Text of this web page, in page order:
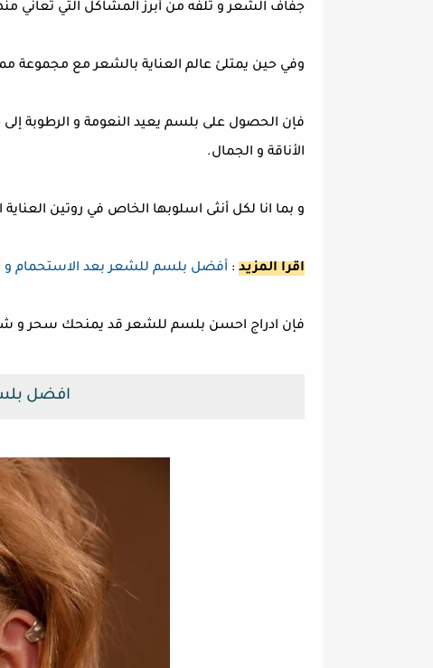
جفاف الشعر و تلفه من أبرز المشاكل التي تعاني
وفي حين يمتلئ عالم العناية بالشعر مع مجموعة
فإن الحصول على بلسم يعيد النعومة و الرطوبة
الأناقة و الجمال.
و بما انا لكل أنثى اسلوبها الخاص في روتين
اقرا المزيد : أفضل بلسم للشعر بعد الاستحمام و
فإن ادراج احسن بلسم للشعر قد يمنحك سحر و
افضل